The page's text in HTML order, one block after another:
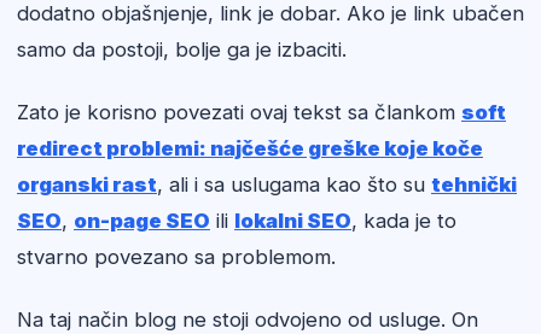
dodatno objašnjenje, link je dobar. Ako je link ubačen
samo da postoji, bolje ga je izbaciti.
Zato je korisno povezati ovaj tekst sa člankom soft
redirect problemi: najčešće greške koje koče
organski rast, ali i sa uslugama kao što su tehnički
SEO, on-page SEO ili lokalni SEO, kada je to
stvarno povezano sa problemom.
Na taj način blog ne stoji odvojeno od usluge. On